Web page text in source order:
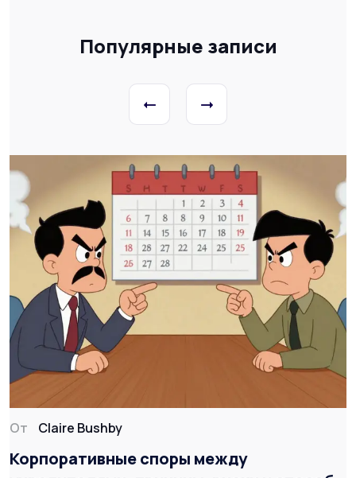
Популярные записи
От Claire Bushby
Корпоративные споры между